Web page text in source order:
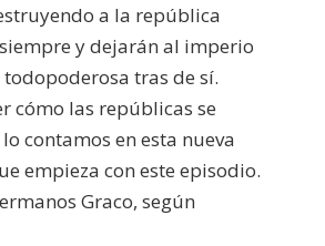
a la república
y dejarán al imperio
tras de sí.
cómo las repúblicas se
contamos en esta nueva
empieza con este episodio.
Graco, según